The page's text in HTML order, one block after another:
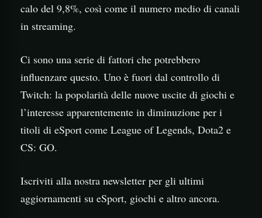
calo del 9,8%, così come il numero medio di canali
in streaming.
Ci sono una serie di fattori che potrebbero
influenzare questo. Uno è fuori dal controllo di
Twitch: la popolarità delle nuove uscite di giochi e
l’interesse apparentemente in diminuzione per i
titoli di eSport come League of Legends, Dota2 e
CS: GO.
Iscriviti alla nostra newsletter per gli ultimi
aggiornamenti su eSport, giochi e altro ancora.